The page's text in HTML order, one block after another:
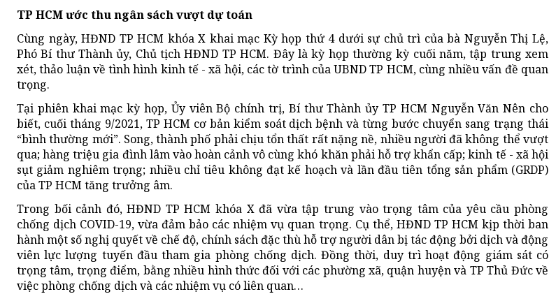
TP HCM ước thu ngân sách vượt dự toán
Cùng ngày, HĐND TP HCM khóa X khai mạc Kỳ họp thứ 4 dưới sự chủ trì của bà Nguyễn Thị Lệ,
Phó Bí thư Thành ủy, Chủ tịch HĐND TP HCM. Đây là kỳ họp thường kỳ cuối năm, tập trung xem
xét, thảo luận về tình hình kinh tế - xã hội, các tờ trình của UBND TP HCM, cùng nhiều vấn đề quan
trọng.
Tại phiên khai mạc kỳ họp, Ủy viên Bộ chính trị, Bí thư Thành ủy TP HCM Nguyễn Văn Nên cho
biết, cuối tháng 9/2021, TP HCM cơ bản kiểm soát dịch bệnh và từng bước chuyển sang trạng thái
“bình thường mới”. Song, thành phố phải chịu tổn thất rất nặng nề, nhiều người đã không thể vượt
qua; hàng triệu gia đình lâm vào hoàn cảnh vô cùng khó khăn phải hỗ trợ khẩn cấp; kinh tế - xã hội
sụt giảm nghiêm trọng; nhiều chỉ tiêu không đạt kế hoạch và lần đầu tiên tổng sản phẩm (GRDP)
của TP HCM tăng trưởng âm.
Trong bối cảnh đó, HĐND TP HCM khóa X đã vừa tập trung vào trọng tâm của yêu cầu phòng
chống dịch COVID-19, vừa đảm bảo các nhiệm vụ quan trọng. Cụ thể, HĐND TP HCM kịp thời ban
hành một số nghị quyết về chế độ, chính sách đặc thù hỗ trợ người dân bị tác động bởi dịch và động
viên lực lượng tuyến đầu tham gia phòng chống dịch. Đồng thời, duy trì hoạt động giám sát có
trọng tâm, trọng điểm, bằng nhiều hình thức đối với các phường xã, quận huyện và TP Thủ Đức về
việc phòng chống dịch và các nhiệm vụ có liên quan…